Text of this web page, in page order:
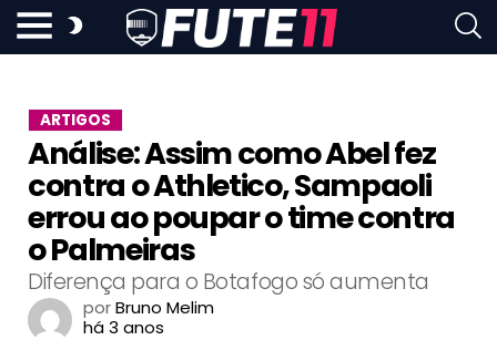
ARTIGOS
Análise: Assim como Abel fez
contra o Athletico, Sampaoli
errou ao poupar o time contra
o Palmeiras
Diferença para o Botafogo só aumenta
porBruno Melim
há 3 anos